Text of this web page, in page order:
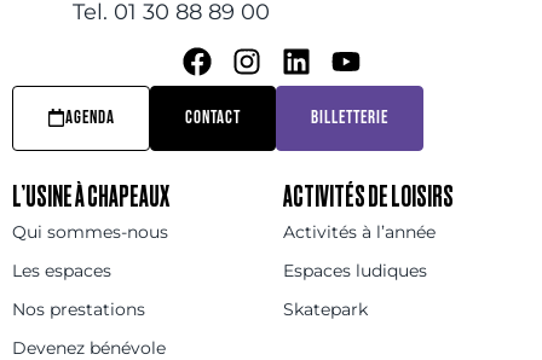
Tel. 01 30 88 89 00
AGENDA CONTACT BILLETTERIE
L’USINE À CHAPEAUX
Qui sommes-nous
Les espaces
Nos prestations
Devenez bénévole
ACTIVITÉS DE LOISIRS
Activités à l’année
Espaces ludiques
Skatepark